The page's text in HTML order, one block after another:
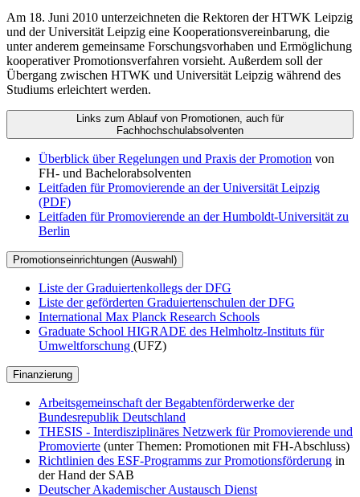
Am 18. Juni 2010 unterzeichneten die Rektoren der HTWK Leipzig
und der Universität Leipzig eine Kooperationsvereinbarung, die
unter anderem gemeinsame Forschungsvorhaben und Ermöglichung
kooperativer Promotionsverfahren vorsieht. Außerdem soll der
Übergang zwischen HTWK und Universität Leipzig während des
Studiums erleichtert werden.
Links zum Ablauf von Promotionen, auch für
Fachhochschulabsolventen
Überblick über Regelungen und Praxis der Promotion von
FH- und Bachelorabsolventen
Leitfaden für Promovierende an der Universität Leipzig
(PDF)
Leitfaden für Promovierende an der Humboldt-Universität zu
Berlin
Promotionseinrichtungen (Auswahl)
Liste der Graduiertenkollegs der DFG
Liste der geförderten Graduiertenschulen der DFG
International Max Planck Research Schools
Graduate School HIGRADE des Helmholtz-Instituts für
Umweltforschung (UFZ)
Finanzierung
Arbeitsgemeinschaft der Begabtenförderwerke der
Bundesrepublik Deutschland
THESIS - Interdisziplinäres Netzwerk für Promovierende und
Promovierte (unter Themen: Promotionen mit FH-Abschluss)
Richtlinien des ESF-Programms zur Promotionsförderung in
der Hand der SAB
Deutscher Akademischer Austausch Dienst